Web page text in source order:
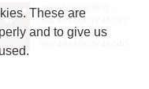
JASRAC許諾番号：
9024936001Y45037
JASRAC許諾番号：
These are
and to give us